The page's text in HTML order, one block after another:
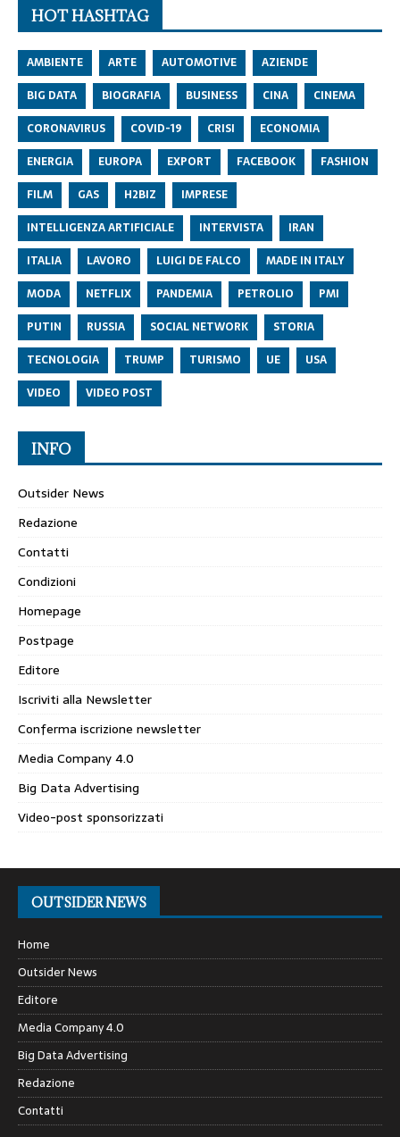
HOT HASHTAG
AMBIENTE ARTE AUTOMOTIVE
AZIENDE
BIG DATA
BIOGRAFIA BUSINESS CINA
CINEMA
CORONAVIRUS
COVID-19 CRISI
ECONOMIA
ENERGIA
EUROPA EXPORT FACEBOOK
FASHION
FILM
GAS H2BIZ
IMPRESE
INTELLIGENZA ARTIFICIALE
INTERVISTA
IRAN
ITALIA
LAVORO LUIGI DE FALCO
MADE IN ITALY
MODA
NETFLIX PANDEMIA PETROLIO
PMI
PUTIN
RUSSIA SOCIAL NETWORK
STORIA
TECNOLOGIA
TRUMP TURISMO UE
USA
VIDEO
VIDEO POST
INFO
Outsider News
Redazione
Contatti
Condizioni
Homepage
Postpage
Editore
Iscriviti alla Newsletter
Conferma iscrizione newsletter
Media Company 4.0
Big Data Advertising
Video-post sponsorizzati
OUTSIDER NEWS
Home
Outsider News
Editore
Media Company 4.0
Big Data Advertising
Redazione
Contatti